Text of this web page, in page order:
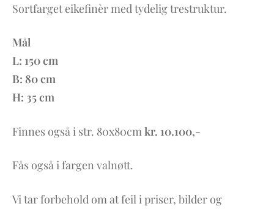
Sortfarget eikefinèr med tydelig trestruktur.
Mål
L: 150 cm
B: 80 cm
H: 35 cm
Finnes også i str. 80x80cm kr. 10.100,-
Fås også i fargen valnøtt.
Vi tar forbehold om at feil i priser, bilder og